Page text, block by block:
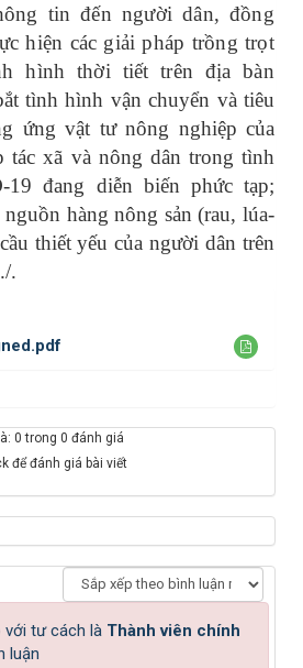
tin đến người dân, đồng
hiện các giải pháp trồng trọt
hình thời tiết trên địa bàn
tình hình vận chuyển và tiêu
ứng vật tư nông nghiệp của
tác xã và nông dân trong tình
đang diễn biến phức tạp;
hàng nông sản (rau, lúa-
thiết yếu của người dân trên
.
0 trong 0 đánh giá
để đánh giá bài viết
với tư cách là Thành viên chính
luận